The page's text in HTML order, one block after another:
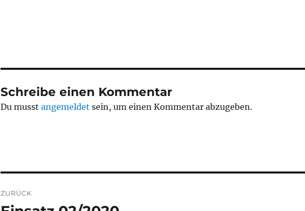
Schreibe einen Kommentar
Du musst angemeldet sein, um einen Kommentar abzugeben.
ZURÜCK
Vorheriger